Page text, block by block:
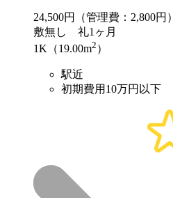
24,500円（管理費：2,800円）
敷無し 礼1ヶ月
1K（19.00m2 ）
駅近
初期費用10万円以下